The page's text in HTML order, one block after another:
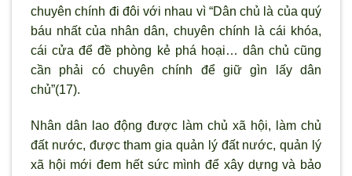
chuyên chính đi đôi với nhau vì “Dân chủ là của quý
báu nhất của nhân dân, chuyên chính là cái khóa,
cái cửa để đề phòng kẻ phá hoại… dân chủ cũng
cần phải có chuyên chính để giữ gìn lấy dân
chủ”(17).
Nhân dân lao động được làm chủ xã hội, làm chủ
đất nước, được tham gia quản lý đất nước, quản lý
xã hội mới đem hết sức mình để xây dựng và bảo